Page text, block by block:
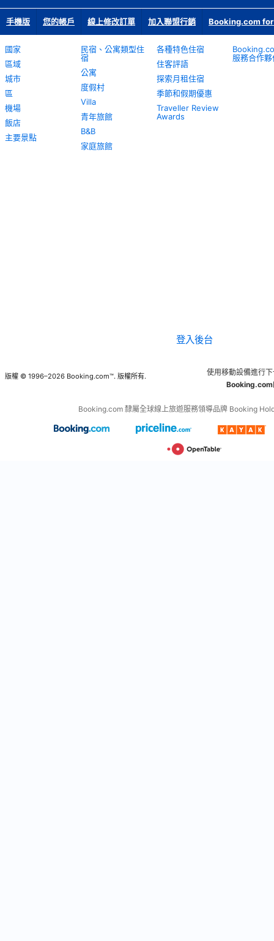
手機版 您的帳戶 線上修改訂單 加入聯盟行銷 Booking.com
國家
區域
城市
區
機場
飯店
主要景點
民宿、公寓類型住
宿
公寓
度假村
Villa
青年旅館
B&B
家庭旅館
各種特色住宿
住客評語
探索月租住宿
季節和假期優惠
Traveller Review
Awards
服務合作夥
登入後台
版權 © 1996–2026 Booking.com™. 版權所有.
使用移動設備進行
Booking.com
Booking.com 隸屬全球線上旅遊服務領導品牌 Booking